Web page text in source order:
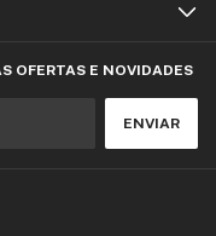
OFERTAS E NOVIDADES